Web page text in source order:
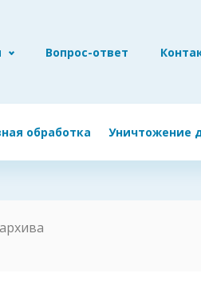
Вопрос-ответ
обработка Уничтожение